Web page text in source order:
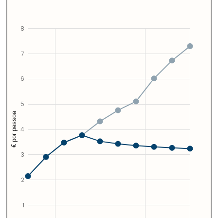
1
2
3
4
5
6
7
8
€ por pessoa